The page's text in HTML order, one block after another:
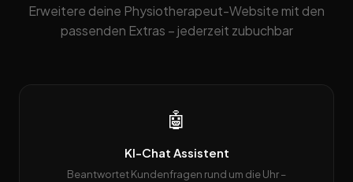
Erweitere deine Physiotherapeut-Website mit den
passenden Extras – jederzeit zubuchbar
🤖
KI-Chat Assistent
Beantwortet Kundenfragen rund um die Uhr –